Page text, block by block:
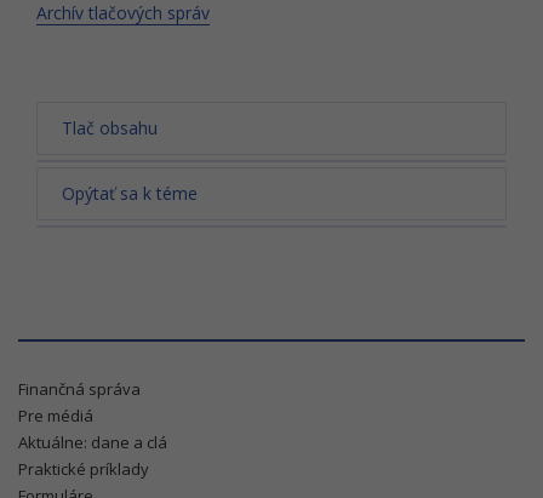
Archív tlačových správ
Tlač obsahu
Opýtať sa k téme
Finančná správa
Pre médiá
Aktuálne: dane a clá
Praktické príklady